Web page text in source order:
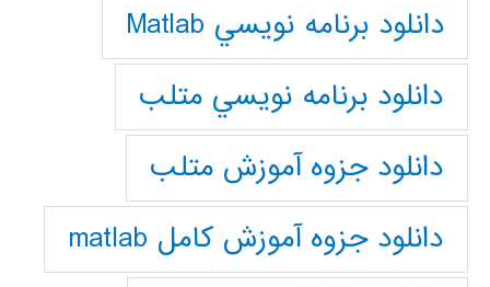
دانلود برنامه نويسي Matlab
دانلود برنامه نويسي متلب
دانلود جزوه آموزش متلب
دانلود جزوه آموزش کامل matlab